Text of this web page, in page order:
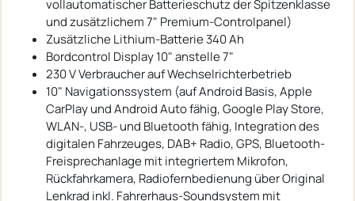
vollautomatischer Batterieschutz der Spitzenklasse
und zusätzlichem 7" Premium-Controlpanel)
Zusätzliche Lithium-Batterie 340 Ah
Bordcontrol Display 10" anstelle 7"
230 V Verbraucher auf Wechselrichterbetrieb
10" Navigationssystem (auf Android Basis, Apple
CarPlay und Android Auto fähig, Google Play Store,
WLAN-, USB- und Bluetooth fähig, Integration des
digitalen Fahrzeuges, DAB+ Radio, GPS, Bluetooth-
Freisprechanlage mit integriertem Mikrofon,
Rückfahrkamera, Radiofernbedienung über Original
Lenkrad inkl. Fahrerhaus-Soundsystem mit